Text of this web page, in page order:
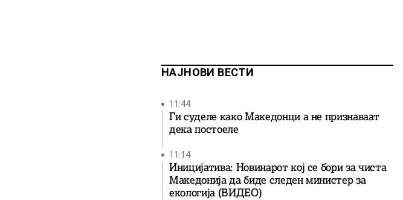
НАЈНОВИ ВЕСТИ
11:44
Ги суделе како Македонци а не признаваат
дека постоеле
11:14
Иницијатива: Новинарот кој се бори за чиста
Македонија да биде следен министер за
екологија (ВИДЕО)